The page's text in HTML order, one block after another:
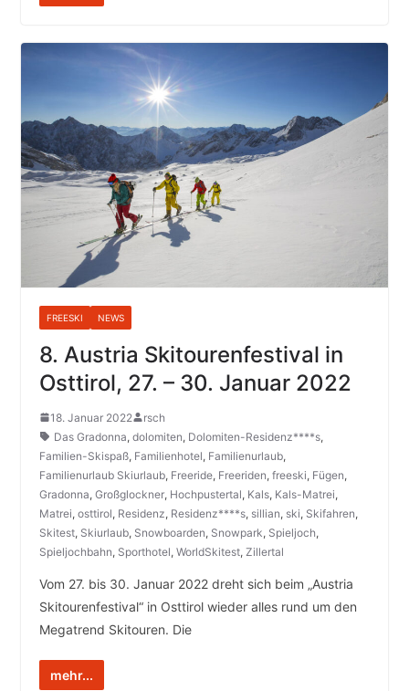
FREESKI NEWS
8. Austria Skitourenfestival in
Osttirol, 27. – 30. Januar 2022
18. Januar 2022
rsch
Das Gradonna, dolomiten, Dolomiten-Residenz****s,
Familien-Skispaß, Familienhotel, Familienurlaub,
Familienurlaub Skiurlaub, Freeride, Freeriden, freeski, Fügen,
Gradonna, Großglockner, Hochpustertal, Kals, Kals-Matrei,
Matrei, osttirol, Residenz, Residenz****s, sillian, ski, Skifahren,
Skitest, Skiurlaub, Snowboarden, Snowpark, Spieljoch,
Spieljochbahn, Sporthotel, WorldSkitest, Zillertal
Vom 27. bis 30. Januar 2022 dreht sich beim „Austria
Skitourenfestival“ in Osttirol wieder alles rund um den
Megatrend Skitouren. Die
mehr...